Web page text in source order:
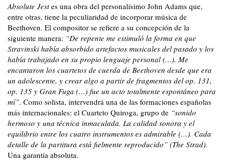
Absolute Jestes una obra del personalísimo John Adams que,
entre otras, tiene la peculiaridad de incorporar música de
Beethoven. El compositor se refiere a su concepción de la
siguiente manera: “De repente me estimuló la forma en que
Stravinski había absorbido artefactos musicales del pasado y los
había trabajado en su propio lenguaje personal (…). Me
encantaron los cuartetos de cuerda de Beethoven desde que era
un adolescente, y crear algo a partir de fragmentos del op. 131,
op. 135 y Gran Fuga (…) fue un acto totalmente espontáneo para
mí”. Como solista, intervendrá una de las formaciones españolas
más internacionales: el Cuarteto Quiroga, grupo de “sonido
hermoso y una técnica inmaculada. La calidad sonora y el
equilibrio entre los cuatro instrumentos es admirable (…). Cada
detalle de la partitura está fielmente reproducido” (The Strad).
Una garantía absoluta.